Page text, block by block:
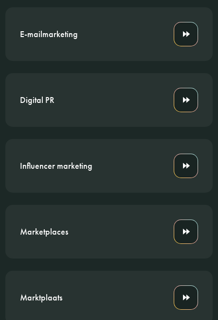
E-mailmarketing
Digital PR
Influencer marketing
Marketplaces
Marktplaats